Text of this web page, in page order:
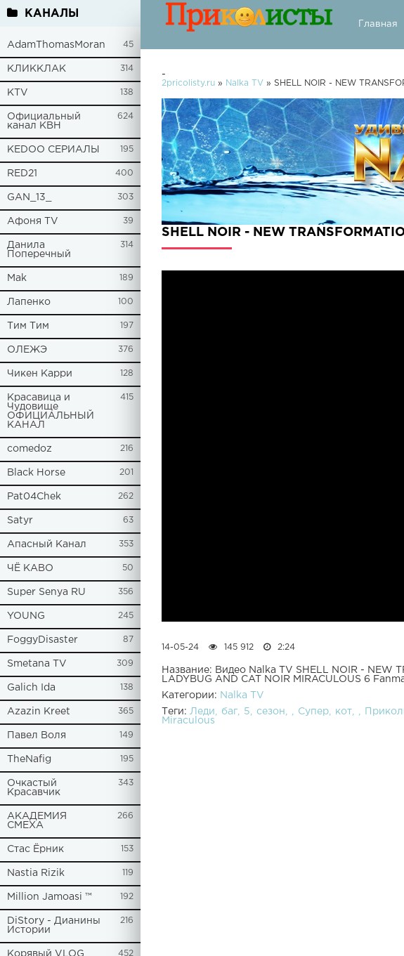
КАНАЛЫ
AdamThomasMoran 45
КЛИККЛАК 314
KTV 138
Официальный
канал КВН
624
KEDOO СЕРИАЛЫ 195
RED21 400
GAN_13_ 303
Афоня TV 39
Данила
Поперечный
314
Mak 189
Лапенко 100
Tим Тим 197
ОЛЕЖЭ 376
Чикен Карри 128
Красавица и
Чудовище
ОФИЦИАЛЬНЫЙ
КАНАЛ
415
comedoz 216
Black Horse 201
Pat04Chek 262
Satyr 63
Апасный Канал 353
ЧЁ КАВО 50
Super Senya RU 356
YOUNG 245
FoggyDisaster 87
Smetana TV 309
Galich Ida 138
Azazin Kreet 365
Павел Воля 149
TheNafig 195
Очкастый
Красавчик
343
АКАДЕМИЯ
СМЕХА
266
Стас Ёрник 153
Nastia Rizik 119
Million Jamoasi ™ 192
DiStory - Дианины
Истории
216
Корявый VLOG 452
Главная
-
2pricolisty.ru » Nalka TV » SHELL NOIR - NEW
SHELL NOIR - NEW
14-05-24 145 912 2:24
Название: Видео Nalka TV SHELL NOIR - NEW
LADYBUG AND CAT NOIR MIRACULOUS 6
Категории: Nalka TV
Теги: Леди баг 5 сезон Супер кот
Miraculous